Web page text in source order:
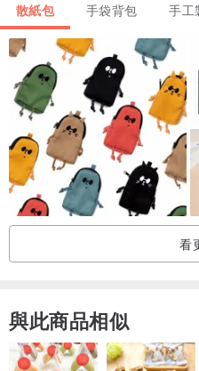
重量 30g
顏色 原胚色
產地 台灣
＿＿＿＿＿＿＿＿＿＿＿＿＿＿
- 小叮嚀 -
1. 商品圖檔顏色因電腦螢幕與個
1. 請用溫冷水手洗
散紙包 手袋背包 手工
看
與此商品相似